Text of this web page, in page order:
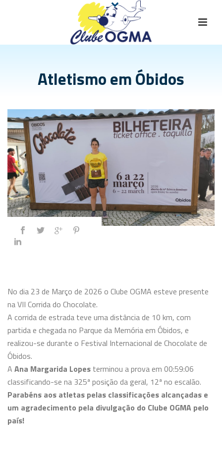
Atletismo em Óbidos
No dia 23 de Março de 2026 o Clube OGMA esteve presente
na VII Corrida do Chocolate.
A corrida de estrada teve uma distância de 10 km, com
partida e chegada no Parque da Memória em Óbidos, e
realizou-se durante o Festival Internacional de Chocolate de
Óbidos.
A Ana Margarida Lopes terminou a prova em 00:59:06
classificando-se na 325ª posição da geral, 12ª no escalão.
Parabéns aos atletas pelas classificações alcançadas e
um agradecimento pela divulgação do Clube OGMA pelo
país!